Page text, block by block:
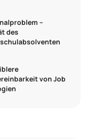
–
des
von Job